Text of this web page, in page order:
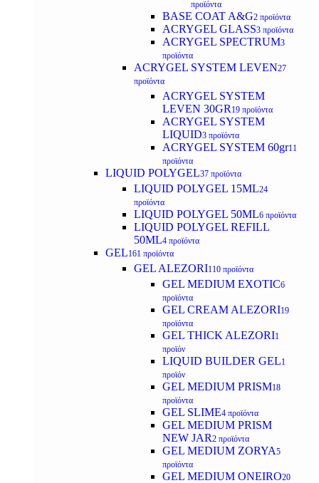
προϊόντα
BASE COAT A&G2 προϊόντα
ACRYGEL GLASS3 προϊόντα
ACRYGEL SPECTRUM3
προϊόντα
ACRYGEL SYSTEM LEVEN27
προϊόντα
ACRYGEL SYSTEM
LEVEN 30GR 19 προϊόντα
ACRYGEL SYSTEM
LIQUID3 προϊόντα
ACRYGEL SYSTEM 60gr11
προϊόντα
LIQUID POLYGEL37 προϊόντα
LIQUID POLYGEL 15ML24
προϊόντα
LIQUID POLYGEL 50ML6 προϊόντα
LIQUID POLYGEL REFILL
50ML4 προϊόντα
GEL161 προϊόντα
GEL ALEZORI110 προϊόντα
GEL MEDIUM EXOTIC6
προϊόντα
GEL CREAM ALEZORI19
προϊόντα
GEL THICK ALEZORI1
προϊόν
LIQUID BUILDER GEL1
προϊόν
GEL MEDIUM PRISM18
προϊόντα
GEL SLIME4 προϊόντα
GEL MEDIUM PRISM
NEW JAR2 προϊόντα
GEL MEDIUM ZORYA5
προϊόντα
GEL MEDIUM ONEIRO20